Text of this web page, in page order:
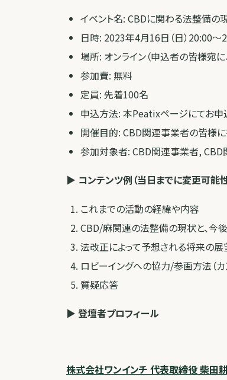
イベント名: CBDに関わる法整備の
日時: 2023年4月16日（日）20:00～
場所: オンライン（申込者の皆様宛
参加費: 無料
定員: 先着100名
申込方法: 本Peatixページにてお申
開催目的: CBD関連事業者の皆様
参加対象者: CBD関連事業者,
▶︎ コンテンツ例（当日までに変更可能性
これまでの活動の経緯や内容
CBD/麻関連の法整備の現状と、今
法改正によって予想される将来の展
ロビーイングへの協力/参画方法（
質疑応答
▶︎ 登壇者プロフィール
株式会社ワンインチ 代表取締役 柴田